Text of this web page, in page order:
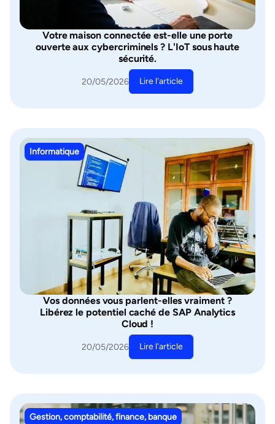
Votre maison connectée est-elle une porte
ouverte aux cybercriminels ? L'IoT sous haute
sécurité.
20/05/2026 Lire l'article
Informatique
Vos données vous parlent-elles vraiment ?
Libérez le potentiel caché de SAP Analytics
Cloud !
20/05/2026 Lire l'article
Gestion, comptabilité, finance, banque